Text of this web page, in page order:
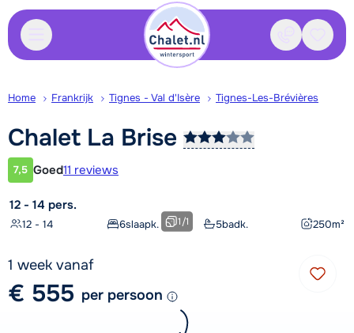
Contact
Home Frankrijk Tignes - Val d'Isère Tignes-Les-Brévières
Chalet La Brise
Klantwaardering
7,5 Goed11 reviews
12 - 14 pers.
12 - 14 6slaapk. 5badk. 250m²
1/1
1 week vanaf
€ 555 per persoon